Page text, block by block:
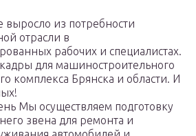
выросло из потребности
отрасли в
рабочих и специалистах.
для машиностроительного
комплекса Брянска и области. И
Мы осуществляем подготовку
звена для ремонта и